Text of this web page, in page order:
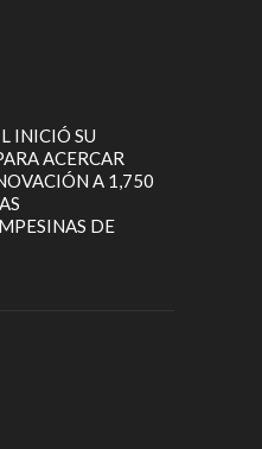
INICIÓ SU
ACERCAR
A 1,750
DE